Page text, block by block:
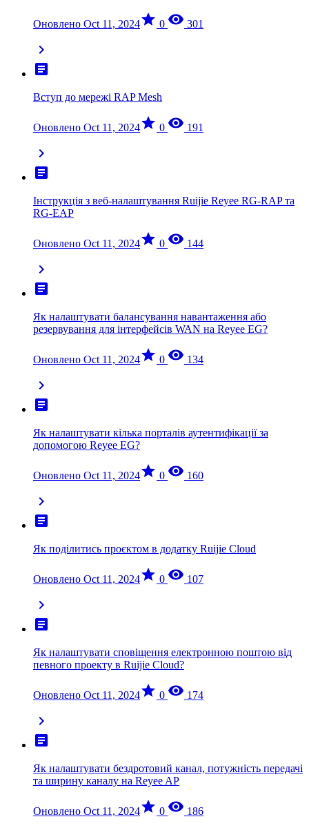
Оновлено Oct 11, 2024star 0 visibility 301
chevron_right
article
Вступ до мережі RAP Mesh
Оновлено Oct 11, 2024star 0 visibility 191
chevron_right
article
Інструкція з веб-налаштування Ruijie Reyee RG-RAP та
RG-EAP
Оновлено Oct 11, 2024star 0 visibility 144
chevron_right
article
Як налаштувати балансування навантаження або
резервування для інтерфейсів WAN на Reyee EG?
Оновлено Oct 11, 2024star 0 visibility 134
chevron_right
article
Як налаштувати кілька порталів аутентифікації за
допомогою Reyee EG?
Оновлено Oct 11, 2024star 0 visibility 160
chevron_right
article
Як поділитись проєктом в додатку Ruijie Cloud
Оновлено Oct 11, 2024star 0 visibility 107
chevron_right
article
Як налаштувати сповіщення електронною поштою від
певного проекту в Ruijie Cloud?
Оновлено Oct 11, 2024star 0 visibility 174
chevron_right
article
Як налаштувати бездротовий канал, потужність передачі
та ширину каналу на Reyee AP
Оновлено Oct 11, 2024star 0 visibility 186